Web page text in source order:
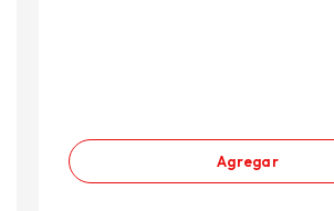
Agregar